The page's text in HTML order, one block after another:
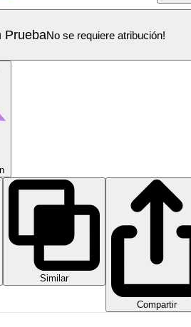
PruebaNo se requiere atribución!
Similar
Compartir